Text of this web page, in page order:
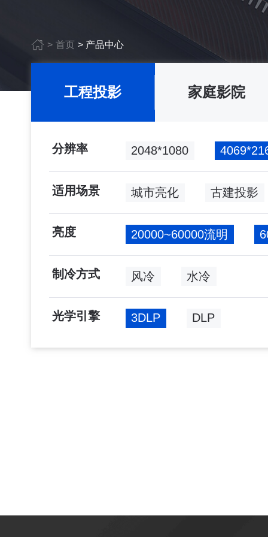
> 首页 > 产品中心
工程投影 家庭影院
分辨率 2048*1080
适用场景 城市亮化 古建投影
亮度 20000~60000流明
制冷方式 风冷 水冷
光学引擎 3DLP